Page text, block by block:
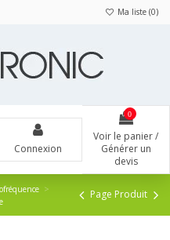
Ma liste (0)
Connexion
0
Voir le panier /
Générer un
devis
Page Produit